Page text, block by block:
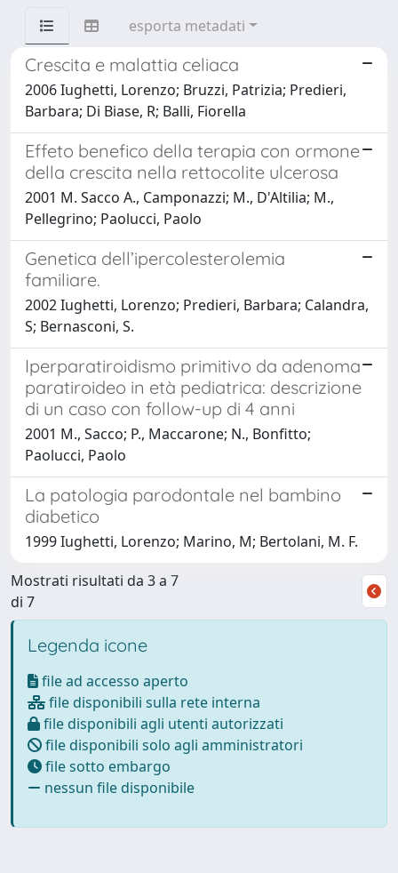
esporta metadati
Crescita e malattia celiaca
2006 Iughetti, Lorenzo; Bruzzi, Patrizia; Predieri,
Barbara; Di Biase, R; Balli, Fiorella
Effeto benefico della terapia con ormone
della crescita nella rettocolite ulcerosa
2001 M. Sacco A., Camponazzi; M., D'Altilia; M.,
Pellegrino; Paolucci, Paolo
Genetica dell’ipercolesterolemia
familiare.
2002 Iughetti, Lorenzo; Predieri, Barbara; Calandra,
S; Bernasconi, S.
Iperparatiroidismo primitivo da adenoma
paratiroideo in età pediatrica: descrizione
di un caso con follow-up di 4 anni
2001 M., Sacco; P., Maccarone; N., Bonfitto;
Paolucci, Paolo
La patologia parodontale nel bambino
diabetico
1999 Iughetti, Lorenzo; Marino, M; Bertolani, M. F.
Mostrati risultati da 3 a 7
di 7
Legenda icone
file ad accesso aperto
file disponibili sulla rete interna
file disponibili agli utenti autorizzati
file disponibili solo agli amministratori
file sotto embargo
nessun file disponibile